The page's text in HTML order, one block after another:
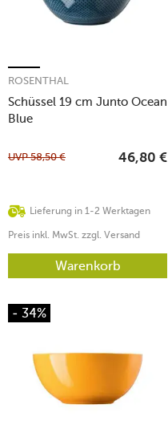
Schüssel 19 cm Junto Ocean
Blue
ROSENTHAL
Lieferung in 1-2 Werktagen
UVP58,50 € 46,80 €
Preis inkl. MwSt. zzgl. Versand
Warenkorb
- 34%